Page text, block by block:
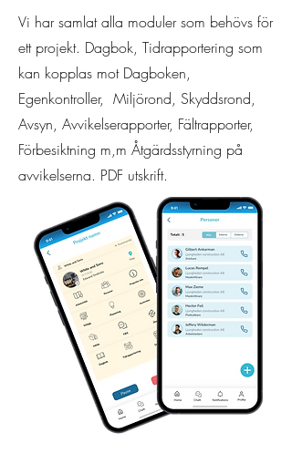
Vi har samlat alla moduler som behövs för
ett projekt. Dagbok, Tidrapportering som
kan kopplas mot Dagboken,
Egenkontroller, Miljörond, Skyddsrond,
Avsyn, Avvikelserapporter, Fältrapporter,
Förbesiktning m,m Åtgärdsstyrning på
avvikelserna. PDF utskrift.